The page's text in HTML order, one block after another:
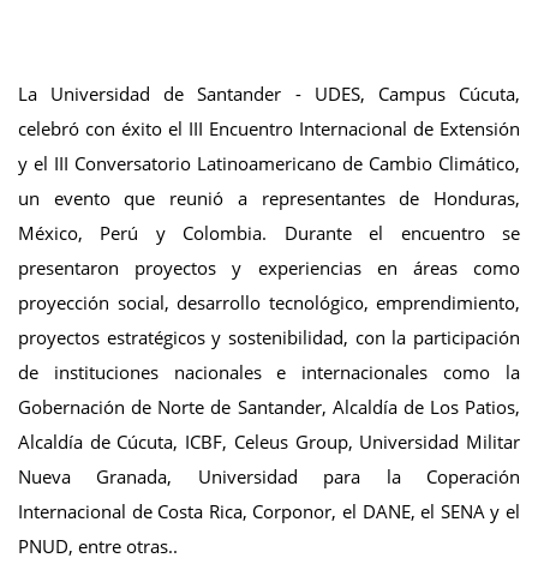
La Universidad de Santander - UDES, Campus Cúcuta,
celebró con éxito el III Encuentro Internacional de Extensión
y el III Conversatorio Latinoamericano de Cambio Climático,
un evento que reunió a representantes de Honduras,
México, Perú y Colombia. Durante el encuentro se
presentaron proyectos y experiencias en áreas como
proyección social, desarrollo tecnológico, emprendimiento,
proyectos estratégicos y sostenibilidad, con la participación
de instituciones nacionales e internacionales como la
Gobernación de Norte de Santander, Alcaldía de Los Patios,
Alcaldía de Cúcuta, ICBF, Celeus Group, Universidad Militar
Nueva Granada, Universidad para la Coperación
Internacional de Costa Rica, Corponor, el DANE, el SENA y el
PNUD, entre otras..